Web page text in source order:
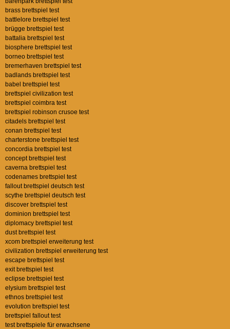
brass brettspiel test
battlelore brettspiel test
brügge brettspiel test
battalia brettspiel test
biosphere brettspiel test
borneo brettspiel test
bremerhaven brettspiel test
badlands brettspiel test
babel brettspiel test
brettspiel civilization test
brettspiel coimbra test
brettspiel robinson crusoe test
citadels brettspiel test
conan brettspiel test
charterstone brettspiel test
concordia brettspiel test
concept brettspiel test
caverna brettspiel test
codenames brettspiel test
fallout brettspiel deutsch test
scythe brettspiel deutsch test
discover brettspiel test
dominion brettspiel test
diplomacy brettspiel test
dust brettspiel test
xcom brettspiel erweiterung test
civilization brettspiel erweiterung test
escape brettspiel test
exit brettspiel test
eclipse brettspiel test
elysium brettspiel test
ethnos brettspiel test
evolution brettspiel test
brettspiel fallout test
test brettspiele für erwachsene